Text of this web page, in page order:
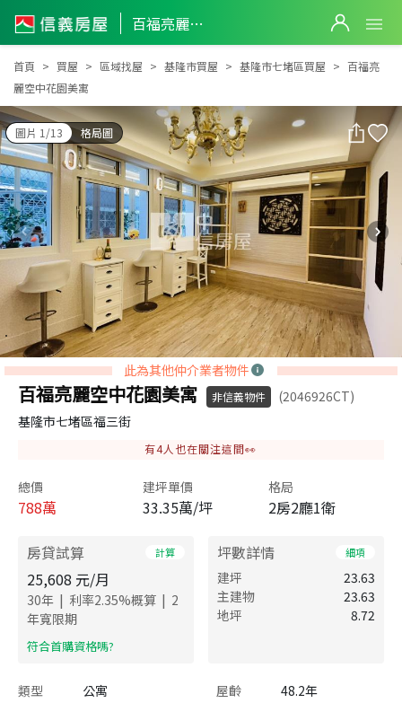
百福亮麗空中花園美寓
百福亮麗空中花園美寓
首頁 買屋 區域找屋 基隆市買屋 基隆市七堵區買屋
百福亮
麗空中花園美寓
圖片 1/13 格局圖
此為其他仲介業者物件
百福亮麗空中花園美寓 非信義物件
(2046926CT)
基隆市七堵區福三街
有4人也在關注這間👀
總價
788萬
建坪單價
33.35萬/坪
格局
2房2廳1衛
房貸試算 計算
25,608 元/月
30年 | 利率2.35%概算 | 2
年寬限期
​符合首購資格嗎?
坪數詳情 細項
建坪
23.63
主建物
23.63
地坪
8.72
類型 公寓 屋齡
48.2年